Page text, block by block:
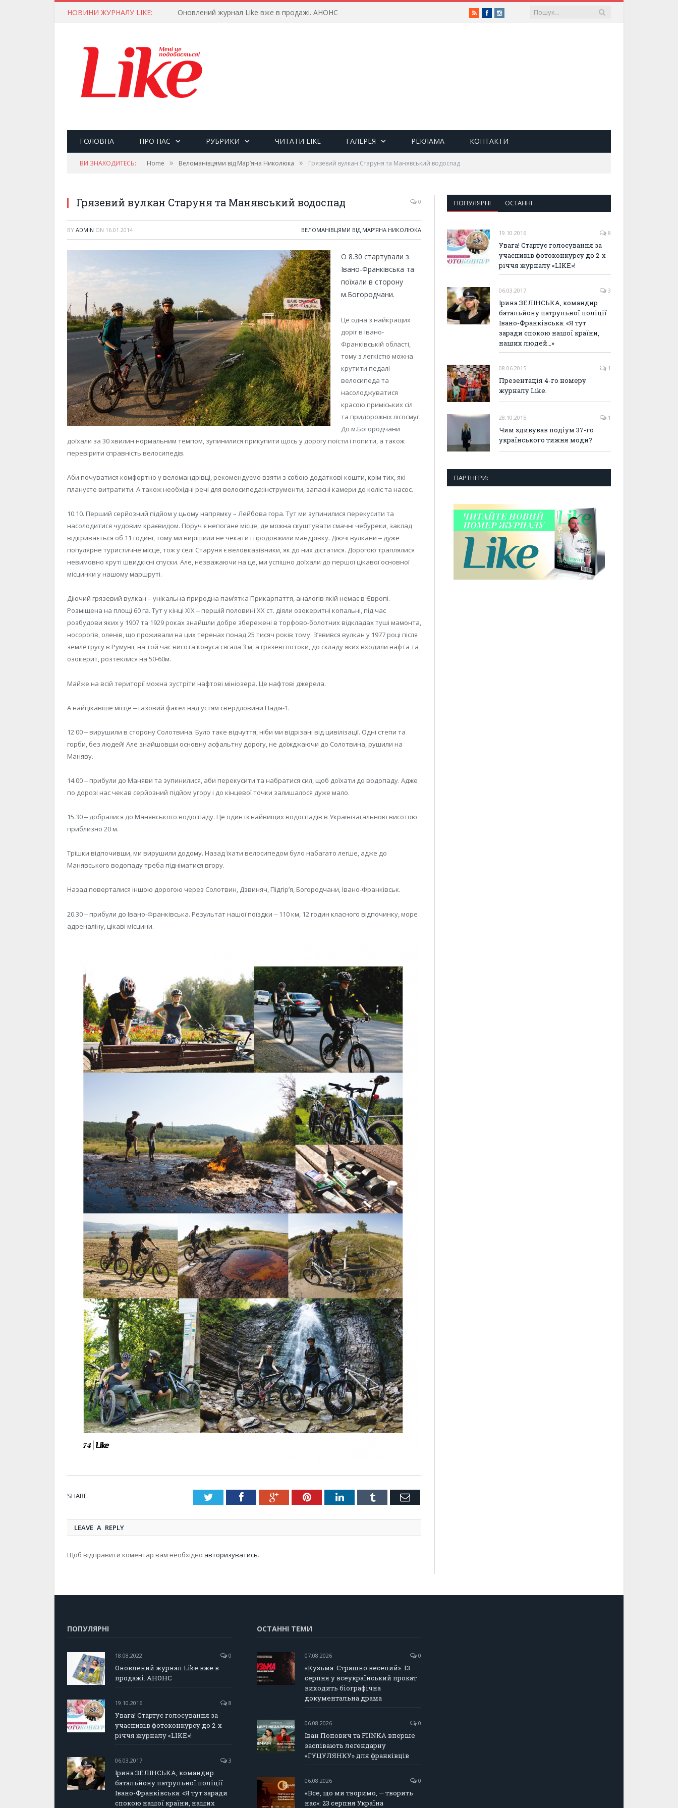
НОВИНИ ЖУРНАЛУ LIKE: Оновлений журнал Like вже в продажі. АНОНС RSSFacebookInstagram
ГОЛОВНА ПРО НАС РУБРИКИ ЧИТАТИ LIKE ГАЛЕРЕЯ РЕКЛАМА КОНТАКТИ
ВИ ЗНАХОДИТЕСЬ: Home » Веломанівцями від Мар’яна Николюка » Грязевий вулкан Старуня та Манявський водоспад
Грязевий вулкан Старуня та Манявський водоспад 0
BY ADMIN ON 16.01.2014 · ВЕЛОМАНІВЦЯМИ ВІД МАР’ЯНА НИКОЛЮКА
О 8.30 стартували з
Івано-Франківська та
поїхали в сторону
м.Богородчани.
Це одна з найкращих
доріг в Івано-
Франківській області,
тому з легкістю можна
крутити педалі
велосипеда та
насолоджуватися
красою приміських сіл
та придорожніх лісосмуг.
До м.Богородчани
доїхали за 30 хвилин нормальним темпом, зупинилися прикупити щось у дорогу поїсти і попити, а також
перевірити справність велосипедів.
Аби почуватися комфортно у веломандрівці, рекомендуємо взяти з собою додаткові кошти, крім тих, які
плануєте витратити. А також необхідні речі для велосипеда:інструменти, запасні камери до коліс та насос.
10.10. Перший серйозний підйом у цьому напрямку – Лейбова гора. Тут ми зупинилися перекусити та
насолодитися чудовим краєвидом. Поруч є непогане місце, де можна скуштувати смачні чебуреки, заклад
відкривається об 11 годині, тому ми вирішили не чекати і продовжили мандрівку. Діючі вулкани ‒ дуже
популярне туристичне місце, тож у селі Cтаруня є веловказівники, як до них дістатися. Дорогою траплялися
невимовно круті швидкісні спуски. Але, незважаючи на це, ми успішно доїхали до першої цікавої основної
місцинки у нашому маршруті.
Діючий грязевий вулкан – унікальна природна пам’ятка Прикарпаття, аналогів якій немає в Європі.
Розміщена на площі 60 га. Тут у кінці ХІХ ‒ першій половині ХХ ст. діяли озокеритні копальні, під час
розбудови яких у 1907 та 1929 роках знайшли добре збережені в торфово-болотних відкладах туші мамонта,
носорогів, оленів, що проживали на цих теренах понад 25 тисяч років тому. З’явився вулкан у 1977 році після
землетрусу в Румунії, на той час висота конуса сягала 3 м, а грязеві потоки, до складу яких входили нафта та
озокерит, розтеклися на 50-60м.
Майже на всій території можна зустріти нафтові мініозера. Це нафтові джерела.
А найцікавіше місце ‒ газовий факел над устям свердловини Надія-1.
12.00 ‒ вирушили в сторону Солотвина. Було таке відчуття, ніби ми відрізані від цивілізації. Одні степи та
горби, без людей! Але знайшовши основну асфальтну дорогу, не доїжджаючи до Солотвина, рушили на
Маняву.
14.00 ‒ прибули до Маняви та зупинилися, аби перекусити та набратися сил, щоб доїхати до водопаду. Адже
по дорозі нас чекав серйозний підйом угору і до кінцевої точки залишалося дуже мало.
15.30 ‒ добралися до Манявського водоспаду. Це один із найвищих водоспадів в Українізагальною висотою
приблизно 20 м.
Трішки відпочивши, ми вирушили додому. Назад їхати велосипедом було набагато легше, адже до
Манявського водопаду треба підніматися вгору.
Назад поверталися іншою дорогою через Солотвин, Дзвиняч, Підгір’я, Богородчани, Івано-Франківськ.
20.30 ‒ прибули до Івано-Франківська. Результат нашої поїздки ‒ 110 км, 12 годин класного відпочинку, море
адреналіну, цікаві місцини.
SHARE. TwitterFacebookGoogle+PinterestLinkedInTumblr Email
LEAVE A REPLY
Щоб відправити коментар вам необхідно авторизуватись.
ПОПУЛЯРНІ ОСТАННІ
19.10.2016 8
Увага! Стартує голосування за
учасників фотоконкурсу до 2-х
річчя журналу «LIKE»!
06.03.2017 3
Ірина ЗЕЛІНСЬКА, командир
батальйону патрульної поліції
Івано-Франківська: «Я тут
заради спокою нашої країни,
наших людей…»
08.06.2015 1
Презентація 4-го номеру
журналу Like.
28.10.2015 1
Чим здивував подіум 37-го
українського тижня моди?
ПАРТНЕРИ:
ПОПУЛЯРНІ
18.08.2022 0
Оновлений журнал Like вже в
продажі. АНОНС
19.10.2016 8
Увага! Стартує голосування за
учасників фотоконкурсу до 2-х
річчя журналу «LIKE»!
06.03.2017 3
Ірина ЗЕЛІНСЬКА, командир
батальйону патрульної поліції
Івано-Франківська: «Я тут заради
спокою нашої країни, наших
ОСТАННІ ТЕМИ
07.08.2026 0
«Кузьма: Страшно веселий»: 13
серпня у всеукраїнський прокат
виходить біографічна
документальна драма
06.08.2026 0
Іван Попович та FIÏNKA вперше
заспівають легендарну
«ГУЦУЛЯНКУ» для франківців
06.08.2026 0
«Все, що ми творимо, — творить
нас»: 23 серпня Україна